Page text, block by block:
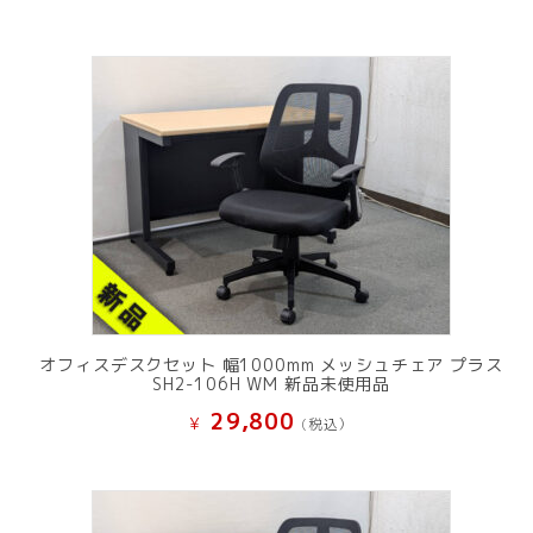
オフィスデスクセット 幅1000mm メッシュチェア プラス
SH2-106H WM 新品未使用品
¥ 29,800 (税込）